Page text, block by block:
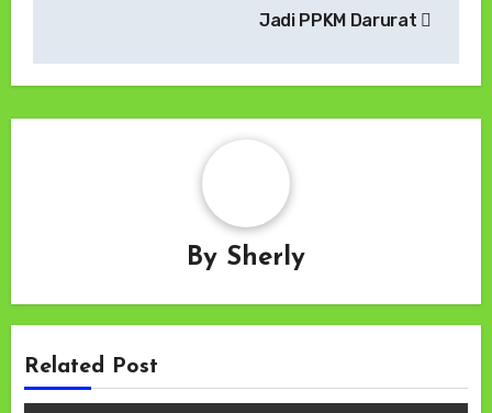
Jadi PPKM Darurat
By Sherly
Related Post